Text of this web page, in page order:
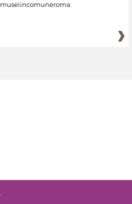
museiincomuneroma